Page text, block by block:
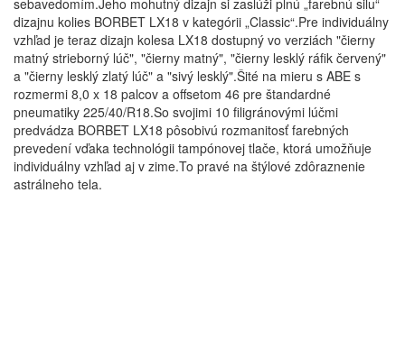
sebavedomím.Jeho mohutný dizajn si zaslúži plnú „farebnú silu“
dizajnu kolies BORBET LX18 v kategórii „Classic“.Pre individuálny
vzhľad je teraz dizajn kolesa LX18 dostupný vo verziách "čierny
matný strieborný lúč", "čierny matný", "čierny lesklý ráfik červený"
a "čierny lesklý zlatý lúč" a "sivý lesklý".Šité na mieru s ABE s
rozmermi 8,0 x 18 palcov a offsetom 46 pre štandardné
pneumatiky 225/40/R18.So svojimi 10 filigránovými lúčmi
predvádza BORBET LX18 pôsobivú rozmanitosť farebných
prevedení vďaka technológii tampónovej tlače, ktorá umožňuje
individuálny vzhľad aj v zime.To pravé na štýlové zdôraznenie
astrálneho tela.